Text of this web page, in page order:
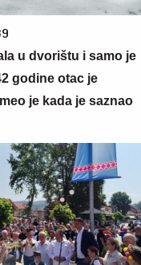
u dvorištu i samo je
godine otac je
je kada je saznao